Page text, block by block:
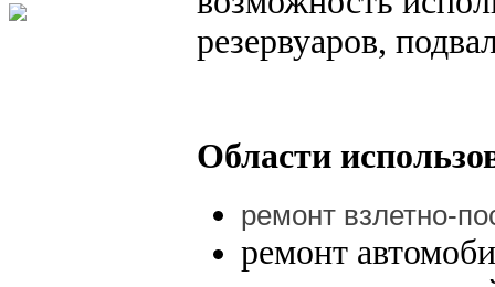
резервуаров,
Области
ремонт взлетно-
ремонт